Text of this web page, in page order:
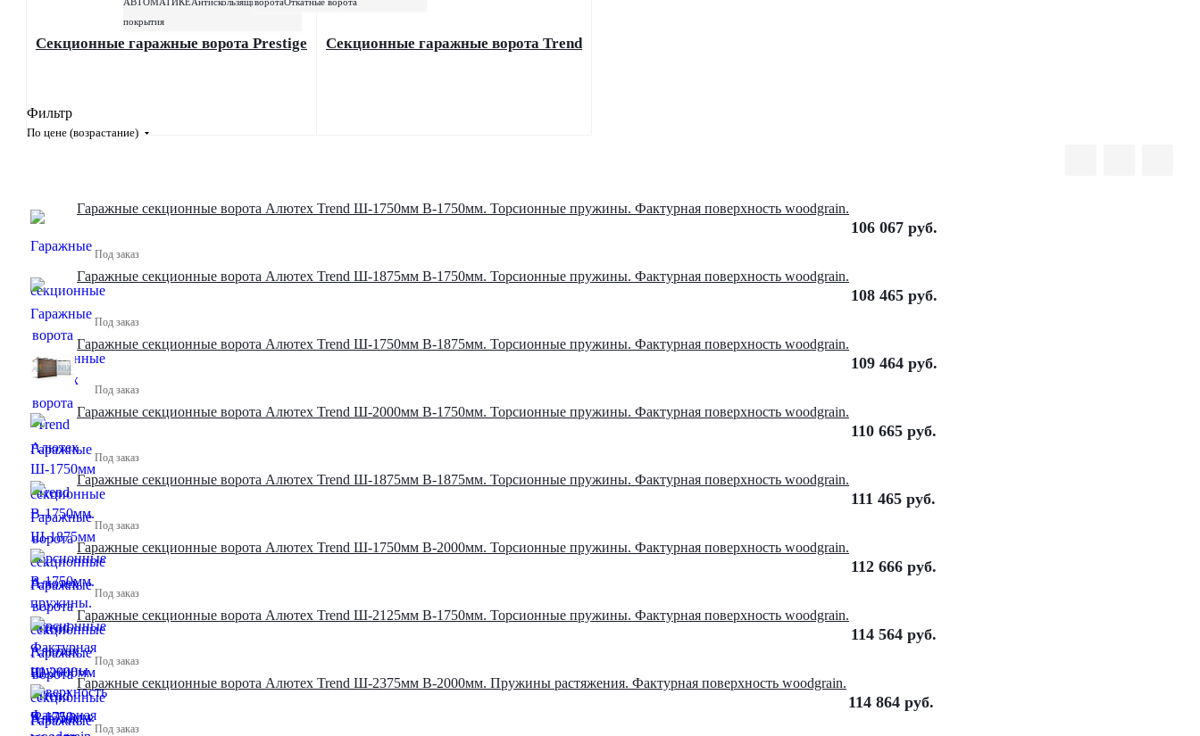
покрытия
Секционные гаражные ворота Prestige Секционные гаражные ворота Trend
Фильтр
По цене (возрастание)
Гаражные секционные ворота Алютех Trend Ш-1750мм В-1750мм. Торсионные пружины. Фактурная поверхность woodgrain.
Под заказ
106 067 руб.
Гаражные секционные ворота Алютех Trend Ш-1875мм В-1750мм. Торсионные пружины. Фактурная поверхность woodgrain.
Под заказ
108 465 руб.
Гаражные секционные ворота Алютех Trend Ш-1750мм В-1875мм. Торсионные пружины. Фактурная поверхность woodgrain.
Под заказ
109 464 руб.
Гаражные секционные ворота Алютех Trend Ш-2000мм В-1750мм. Торсионные пружины. Фактурная поверхность woodgrain.
Под заказ
110 665 руб.
Гаражные секционные ворота Алютех Trend Ш-1875мм В-1875мм. Торсионные пружины. Фактурная поверхность woodgrain.
Под заказ
111 465 руб.
Гаражные секционные ворота Алютех Trend Ш-1750мм В-2000мм. Торсионные пружины. Фактурная поверхность woodgrain.
Под заказ
112 666 руб.
Гаражные секционные ворота Алютех Trend Ш-2125мм В-1750мм. Торсионные пружины. Фактурная поверхность woodgrain.
Под заказ
114 564 руб.
Гаражные секционные ворота Алютех Trend Ш-2375мм В-2000мм. Пружины растяжения. Фактурная поверхность woodgrain.
Под заказ
114 864 руб.